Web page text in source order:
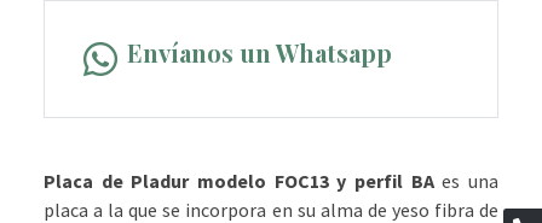
Envíanos un Whatsapp
Placa de Pladur modelo FOC13 y perfil BAes una
placa a la que se incorpora en su alma de yeso fibra de